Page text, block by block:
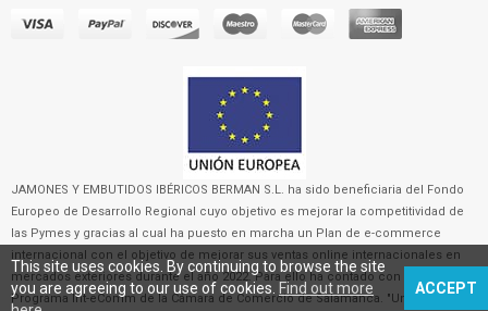
JAMONES Y EMBUTIDOS IBÉRICOS BERMAN S.L. ha sido beneficiaria del Fondo
Europeo de Desarrollo Regional cuyo objetivo es mejorar la competitividad de
las Pymes y gracias al cual ha puesto en marcha un Plan de e-commerce
internacional con el objetivo de mejorar sus ventas online internacionales en
mercados exteriores durante el año 2022. Para ello ha contado con el apoyo del
Programa Int-eComm de la Cámara de Comercio de Salamanca. "Una manera
This site uses cookies. By continuing to browse the site
you are agreeing to our use of cookies. Find out more
ACCEPT